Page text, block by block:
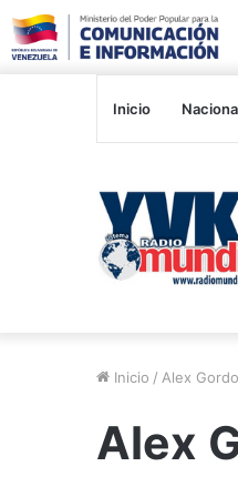
Inicio
Inicio / Alex
Alex